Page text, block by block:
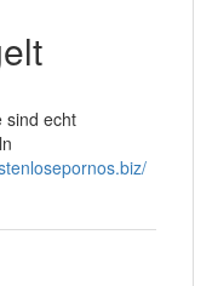
sind echt